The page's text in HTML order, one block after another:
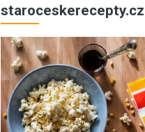
staroceskerecepty.cz